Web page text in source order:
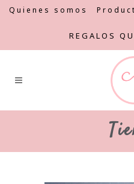
Quienes somos
REGALOS